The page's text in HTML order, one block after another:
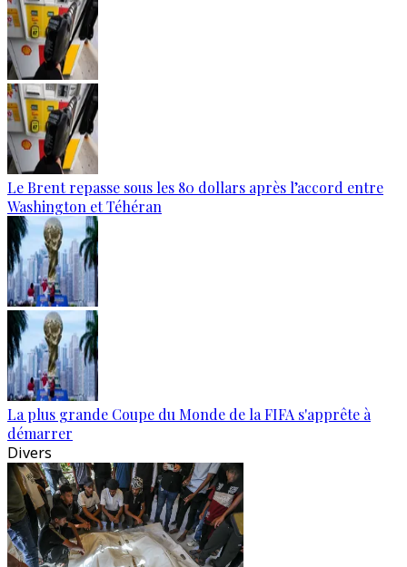
Le Brent repasse sous les 80 dollars après l’accord entre
Washington et Téhéran
La plus grande Coupe du Monde de la FIFA s'apprête à
démarrer
Divers